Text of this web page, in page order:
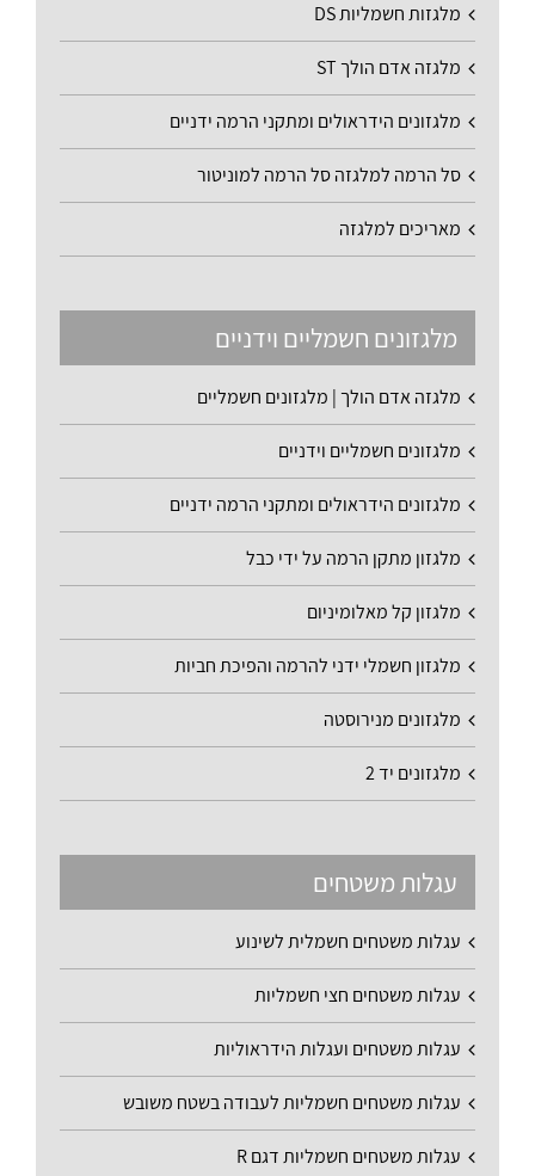
מלגזות חשמליות DS
מלגזה אדם הולך ST
מלגזונים הידראולים ומתקני הרמה ידניים
סל הרמה למלגזה סל הרמה למוניטור
מאריכים למלגזה
מלגזונים חשמליים וידניים
מלגזה אדם הולך | מלגזונים חשמליים
מלגזונים חשמליים וידניים
מלגזונים הידראולים ומתקני הרמה ידניים
מלגזון מתקן הרמה על ידי כבל
מלגזון קל מאלומיניום
מלגזון חשמלי ידני להרמה והפיכת חביות
מלגזונים מנירוסטה
מלגזונים יד 2
עגלות משטחים
עגלות משטחים חשמלית לשינוע
עגלות משטחים חצי חשמליות
עגלות משטחים ועגלות הידראוליות
עגלות משטחים חשמליות לעבודה בשטח משובש
עגלות משטחים חשמליות דגם R